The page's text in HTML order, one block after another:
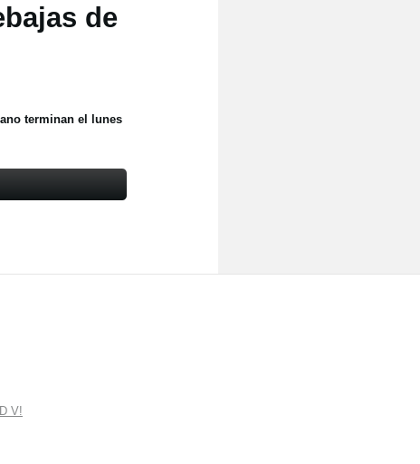
de
terminan el lunes
V!